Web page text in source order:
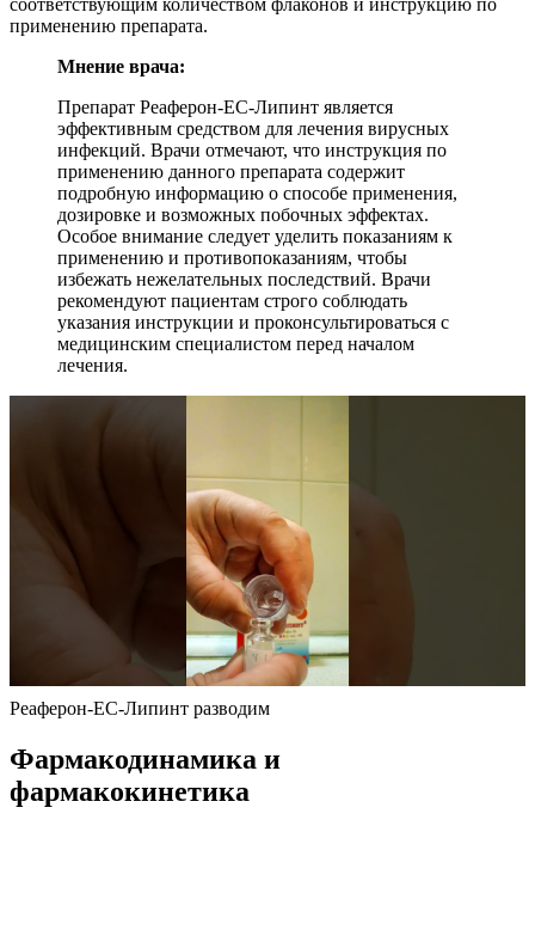
применению препарата.
Мнение врача:
Препарат Реаферон-ЕС-Липинт является
эффективным средством для лечения вирусных
инфекций. Врачи отмечают, что инструкция по
применению данного препарата содержит
подробную информацию о способе применения,
дозировке и возможных побочных эффектах.
Особое внимание следует уделить показаниям к
применению и противопоказаниям, чтобы
избежать нежелательных последствий. Врачи
рекомендуют пациентам строго соблюдать
указания инструкции и проконсультироваться с
медицинским специалистом перед началом
лечения.
Реаферон-ЕС-Липинт разводим
Фармакодинамика и
фармакокинетика